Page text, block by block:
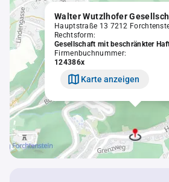
Walter Wutzlhofer
Hauptstraße 13 7212
Rechtsform:
Gesellschaft mit beschränkter
Firmenbuchnummer:
124386x
Karte anzeigen